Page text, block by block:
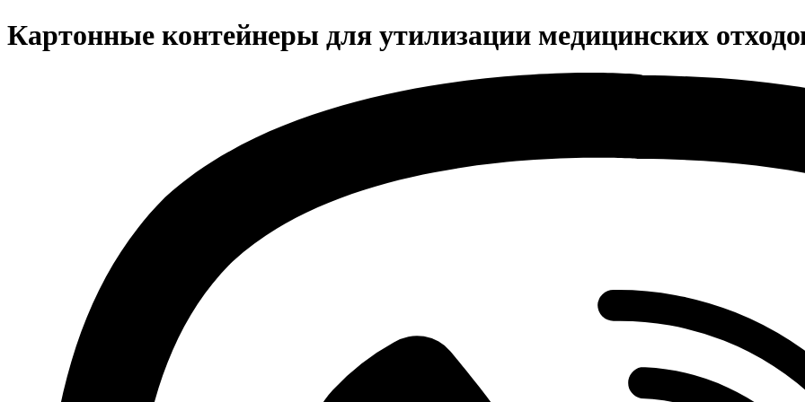
Картонные контейнеры для утилизации медицинских